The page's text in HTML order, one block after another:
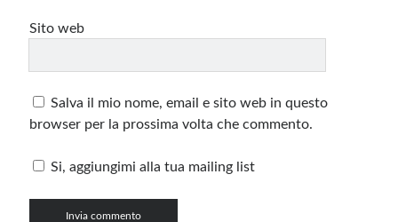
Sito web
Salva il mio nome, email e sito web in questo
browser per la prossima volta che commento.
Si, aggiungimi alla tua mailing list